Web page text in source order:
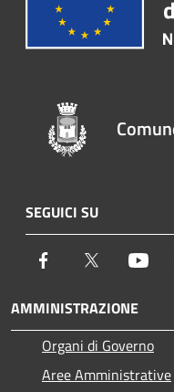
SEGUICI SU
Facebook Twitter
AMMINISTRAZIONE
Organi di Governo
Aree Amministrative